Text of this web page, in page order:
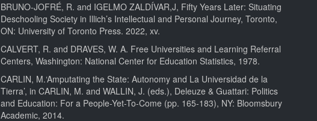
BRUNO-JOFRÉ, R. and IGELMO ZALDÍVAR,J, Fifty Years Later: Situating
Deschooling Society in Illich’s Intellectual and Personal Journey, Toronto,
ON: University of Toronto Press. 2022, xv.
CALVERT, R. and DRAVES, W. A. Free Universities and Learning Referral
Centers, Washington: National Center for Education Statistics, 1978.
CARLIN, M.‘Amputating the State: Autonomy and La Universidad de la
Tierra’, in CARLIN, M. and WALLIN, J. (eds.), Deleuze & Guattari: Politics
and Education: For a People-Yet-To-Come (pp. 165-183), NY: Bloomsbury
Academic, 2014.